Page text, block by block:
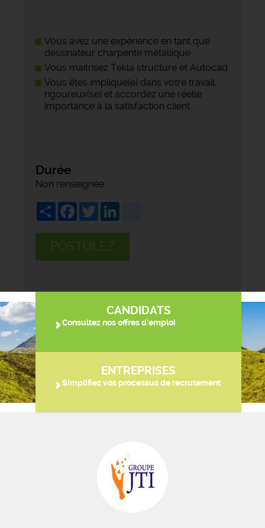
Vous avez une expérience en tant que
dessinateur charpente métallique
Vous maitrisez Tekla structure et Autocad
Vous êtes impliqué(e) dans votre travail,
rigoureux(se) et accordez une réelle
importance à la satisfaction client.
Durée
Non renseignée
ShareFacebook
Twitter
POSTULEZ
CANDIDATS
Consultez nos offres d'emploi
ENTREPRISES
Simplifiez vos processus de recrutement